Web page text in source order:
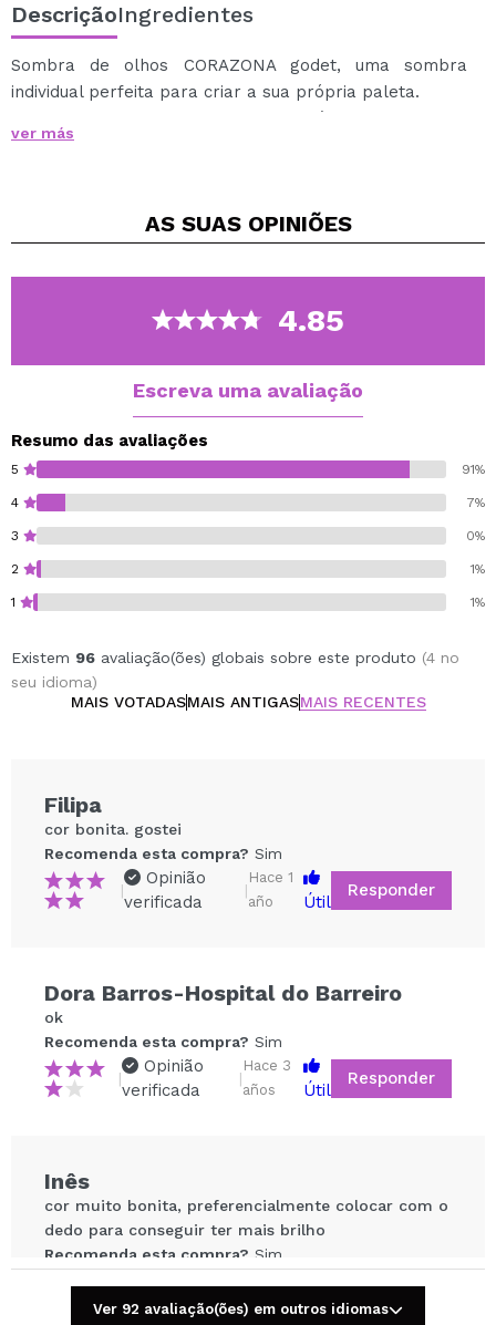
DescriçãoIngredientes
Sombra de olhos CORAZONA godet, uma sombra
individual perfeita para criar a sua própria paleta.
Sombras godê super pigmentadas, fáceis de aplicar e
mesclar, que vão te ajudar a criar looks mais incríveis.
encontrará sombras mate, metalizadas e
Você apenas tem que escolher seus tons favoritos
para criar a paleta dos seus sonhos.
magnéticas vazias da mesma marca CORAZONA.
Cruelty free.
Vegan.
ver más
AS SUAS OPINIÕES
4.85
Escreva uma avaliação
Resumo das avaliações
5 91%
4 7%
3 0%
2 1%
1 1%
Existem 96 avaliação(ões) globais sobre este produto (4 no
seu idioma)
MAIS VOTADASMAIS ANTIGASMAIS RECENTES
Compartilhar um vídeo ou uma foto
Seu vídeo pode ser o primeiro. Imagine isso...
Filipa
cor bonita. gostei
Recomenda esta compra? Sim
|
Opinião
verificada
|
Hace 1
año
Útil
Responder
Dora Barros-Hospital do Barreiro
ok
Recomenda esta compra? Sim
|
Opinião
verificada
|
Hace 3
años
Útil
Responder
Inês
cor muito bonita, preferencialmente colocar com o
dedo para conseguir ter mais brilho
Recomenda esta compra? Sim
|
verificada
|
años
Útil
Responder
Ver 92 avaliação(ões) em outros idiomas